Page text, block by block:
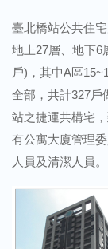
臺北橋站公共住
地上27層、地下6
戶)，其中A區
全部，共計327戶
站之捷運共構宅
有公寓大廈管理
人員及清潔人員。